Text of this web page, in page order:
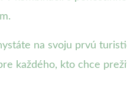
na svoju prvú
každého, kto chce